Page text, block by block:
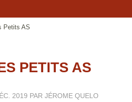
Petits AS
PETITS AS
2019 PAR JÉROME QUELO